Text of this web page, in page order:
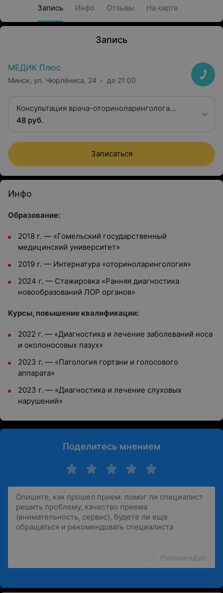
Запись Инфо Отзывы На карте
Запись
МЕДИК Плюс
Минск, ул. Чюрлёниса, 24 до 21:00
Консультация врача-оториноларинголога
второй квалификационной категории
48 руб.
Записаться
Инфо
Образование:
2018 г. — «Гомельский государственный
медицинский университет»
2019 г. — Интернатура «оториноларингология»
2024 г. — Стажировка «Ранняя диагностика
новообразований ЛОР органов»
Курсы, повышение квалификации:
2022 г. — «Диагностика и лечение заболеваний носа
и околоносовых пазух»
2023 г. — «Патология гортани и голосового
аппарата»
2023 г. — «Диагностика и лечение слуховых
нарушений»
Поделитесь мнением
Рекомендую